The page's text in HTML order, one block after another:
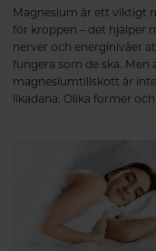
Magnesium är ett viktigt
för kroppen – det hjälper
nerver och energinivåer
fungera som de ska. Men
magnesiumtillskott är inte
likadana. Olika former och
igenom fyra populära
så du lättare kan välja rätt.